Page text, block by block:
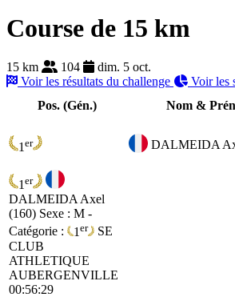
Course de 15 km
15 km 104
dim. 5 oct.
Voir les résultats du challenge
Voir les
Pos. (Gén.)
Nom &
1 er DALMEIDA
1 er
DALMEIDA Axel
(160) Sexe : M -
Catégorie :
1 er
SE
CLUB
ATHLETIQUE
AUBERGENVILLE
00:56:29